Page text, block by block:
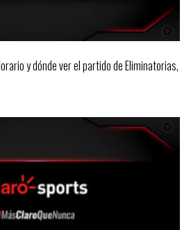
y dónde ver el partido de Eliminatorias,